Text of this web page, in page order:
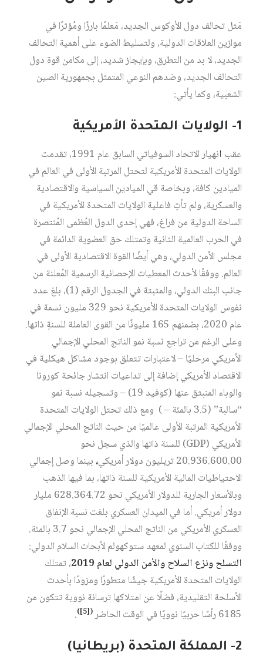
مَثل تحالف دول الأوكوس الجديد، مَعلمًا بارزًا ومُؤثرًا في
موازين العلاقات الدولية، ولتسليط الضوء على أهمية التحالف
الجديد، لا بد من التطرق، وبإيجاز شديد، إلى مكامن قوة دول
التحالف الجديد، وضدهم النوعي المتمثل بجمهورية الصين
الشعبية، وكما يأتي:
1- الولايات المتحدة الأمريكية
عقب ا
نهيار الاتحاد السوفياتي السابق عام 1991، تقدمت
الولايات المتحدة الأمريكية لتحتل المرتبة الأولى في العالم في
الميادين كافة، وبخاصة قي الميادين السياسية والاقتصادية
والعسكرية، ولم تأتِ فاعلية الولايات المتحدة الأمريكية في
الساحة الدولية من فراغ، فهي إحدى الدول العُظمى المُنتصرة
في الحرب العالمية الثانية وتمتلك حق العضوية الدائمة في
مجلس الأمن الدولي، وهي أيضًا القوة الاقتصادية الأولى في
العالم. ووفقًا لأحدث المعطيات الإحصائية الرسمية المُعلنة من
جانب البنك الدولي، والمثبتة في الجدول الرقم (1)، بلغ عدد
نفوس الولايات المتحدة الأمريكية نحو 329 مليون نسمة في
عام 2020، بضمنهم 165 مليونًا من القوى العاملة للسنةِ ذاتها.
وعلى الرغم من تراجع نسبة نمو الناتج المحلي الإجمالي
الأمريكي مرحليًا – لاعتبارات تتعلق بوجود مشاكل هيكلية في
الاقتصاد الأمريكي إضافة إلى تداعيات انتشار جائحة كورونا
والوباء المنبثق عنها (كوفيد 19) – وتسجيله نسبة نمو
“سالبة” (3.5 بالمئة – ) ومع ذلك تحتل الولايات المتحدة
الأمريكية المرتبة الأولى عالميًا من حيث الناتج المحلي الإجمالي
الأمريكي (GDP) للسنة ذاتها والذي سجل نحو
20.936.600.00 تريليون دولار أمريكي
، بينما وصل إجمالي
الاحتياطيات المالية الأمريكية للسنة ذاتها، بما فيها الذهب
وبالأسعار الجارية للدولار الأمريكي نحو 628.364.72 مليار
دولار أمريكي. أما في الميدان العسكري بلغت نسبة الإنفاق
العسكري الأمريكي من الناتج المحلي الإجمالي نحو 3.7 بالمئة.
ووفقًا للكتاب السنوي لمعهد ستوكهولم لأبحاث السلام الدولي:
التسلح ونزع السلاح والأمن الدولي لعام 2019
، تمتلك
الولايات المتحدة الأمريكية جيشًا متطورًا ومزودًا بأحدث
الأسلحة التقليدية، فضلًا عن امتلاكها ترسانة نووية تتكون من
6185 رأسًا حربيًا نوويًا في الوقت الحاضر
(
[5]
)
.
2- المملكة المتحدة (بريطانيا)